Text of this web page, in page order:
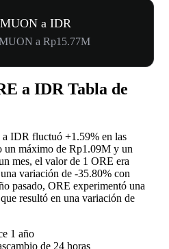
a IDR
a Rp15.77M
a IDR Tabla de
a IDR fluctuó +1.59% en las
un máximo de Rp1.09M y un
mes, el valor de 1 ORE era
variación de -35.80% con
pasado, ORE experimentó una
resultó en una variación de
1 año
cambio de 24 horas